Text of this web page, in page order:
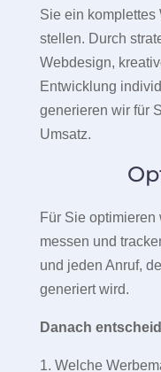
Sie ein komplettes
stellen. Durch
Webdesign,
Entwicklung
generieren wir für
Umsatz.
Für Sie optimieren
messen und
und jeden Anruf,
generiert wird.
Danach
1. Welche